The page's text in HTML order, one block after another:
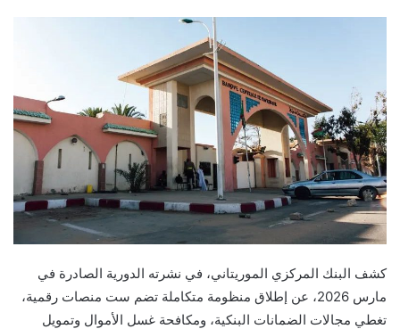
كشف البنك المركزي الموريتاني، في نشرته الدورية الصادرة في
مارس 2026، عن إطلاق منظومة متكاملة تضم ست منصات رقمية،
تغطي مجالات الضمانات البنكية، ومكافحة غسل الأموال وتمويل